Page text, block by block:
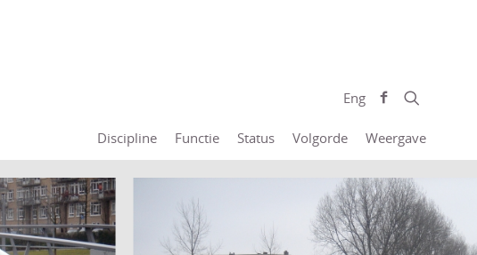
Eng
Discipline Functie Status Volgorde Weergave